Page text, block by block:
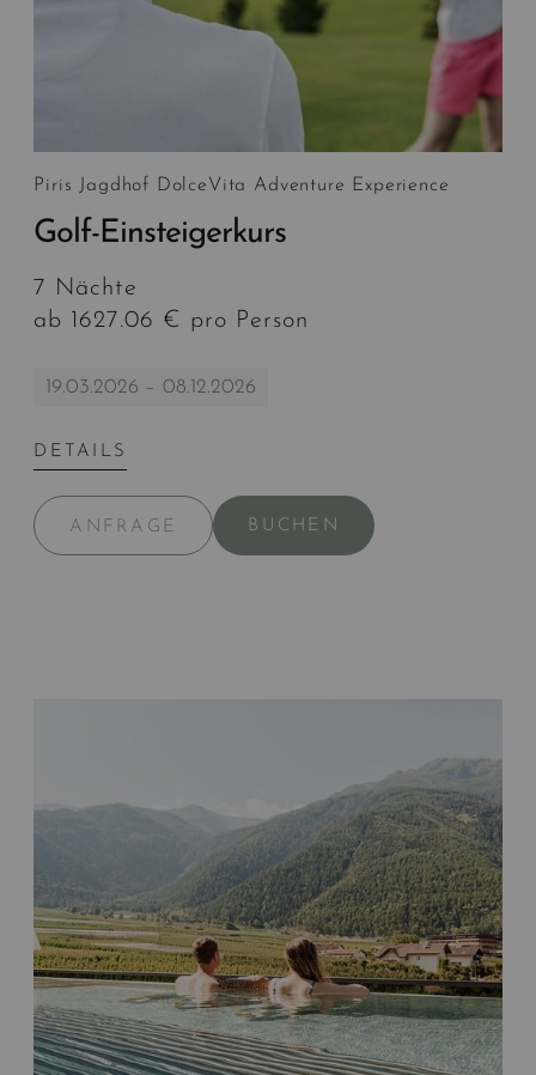
Piris Jagdhof DolceVita Adventure Experience
Golf-Einsteigerkurs
7 Nächte
ab 1627.06 € pro Person
19.03.2026 – 08.12.2026
DETAILS
ANFRAGE BUCHEN